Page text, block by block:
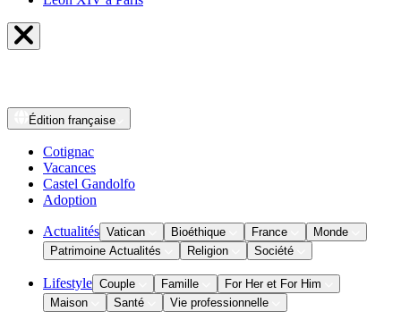
Édition française
Cotignac
Vacances
Castel Gandolfo
Adoption
Actualités Vatican Bioéthique France
Monde
Patrimoine Actualités
Religion Société
Lifestyle Couple Famille
For Her et For Him
Maison
Santé Vie professionnelle